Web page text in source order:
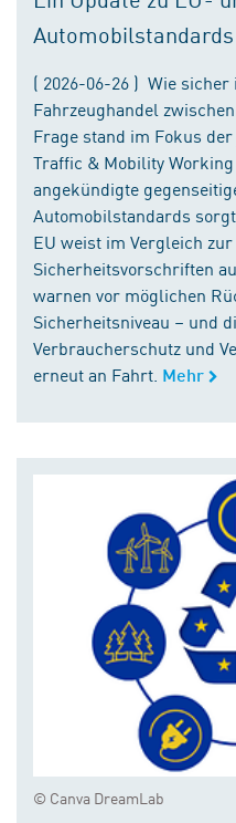
Automobilstandards
( 2026-06-26 ) Wie
Fahrzeughandel
Frage stand im Fokus
Traffic & Mobility
angekündigte
Automobilstandards
EU weist im Vergleich
Sicherheitsvorschriften
warnen vor möglichen
Sicherheitsniveau – und
Verbraucherschutz und
erneut an Fahrt. Mehr
© Canva DreamLab